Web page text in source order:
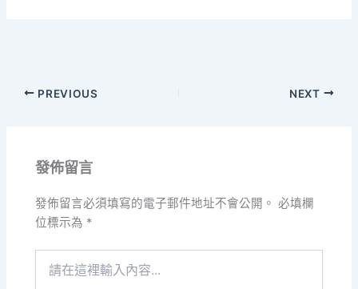
PREVIOUS NEXT
發佈留言
發佈留言必須填寫的電子郵件地址不會公開。 必填欄
位標示為 *